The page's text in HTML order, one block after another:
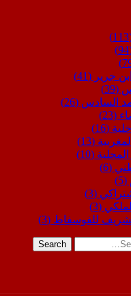
جرير (41)
(39)
السادس (26)
(23)
(16)
(13)
(10)
(6)
(5)
(3)
(3)
للفوسفاط (3)
Search